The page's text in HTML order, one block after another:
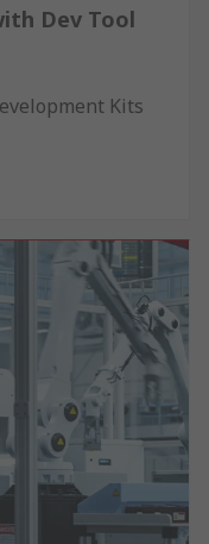
Dev Tool
Kits